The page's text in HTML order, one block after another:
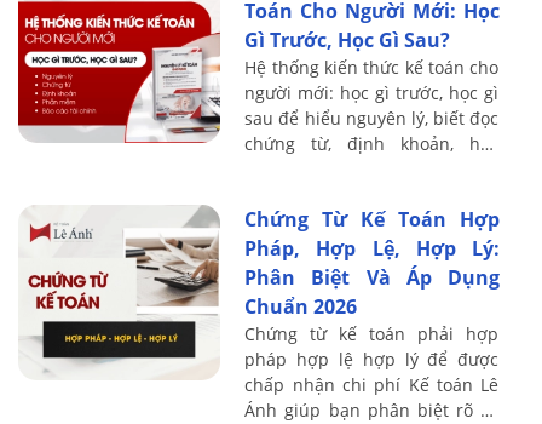
Toán Cho Người Mới: Học
Gì Trước, Học Gì Sau?
Hệ thống kiến thức kế toán cho
người mới: học gì trước, học gì
sau để hiểu nguyên lý, biết đọc
chứng từ, định khoản, học
Chứng Từ Kế Toán Hợp
Pháp, Hợp Lệ, Hợp Lý:
Phân Biệt Và Áp Dụng
Chuẩn 2026
Chứng từ kế toán phải hợp
pháp hợp lệ hợp lý để được
chấp nhận chi phí Kế toán Lê
Ánh giúp bạn phân biệt rõ và